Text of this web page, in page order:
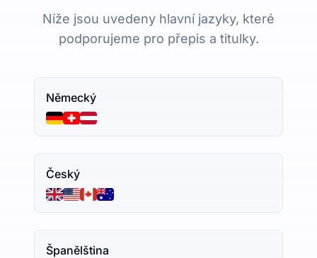
Níže jsou uvedeny hlavní jazyky, které
podporujeme pro přepis a titulky.
Německý
Český
Španělština